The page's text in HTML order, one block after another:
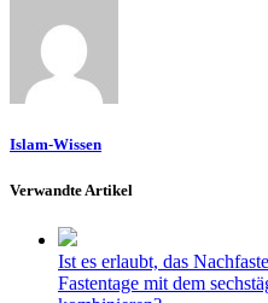
Islam-Wissen
Verwandte Artikel
Ist es erlaubt, das
Fastentage mit dem